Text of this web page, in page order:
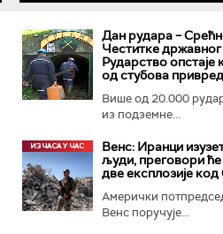
Дан рудара –
Честитке државног
Рударство опстаје
од стубова
Више од 20.000
из подземне...
Венс: Иранци
људи, преговори ће
две експлозије
Амерички
Венс поручује...